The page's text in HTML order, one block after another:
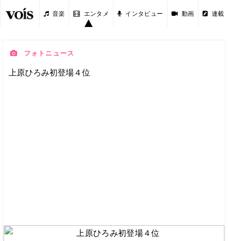
音楽 エンタメ インタビュー 動画 連載
フォトニュース
上原ひろみ初登場４位